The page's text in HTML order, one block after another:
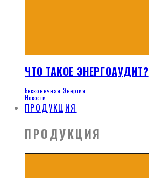
ЧТО ТАКОЕ ЭНЕРГОАУДИТ?
Бесконечная Энергия
Новости
ПРОДУКЦИЯ
ПРОДУКЦИЯ